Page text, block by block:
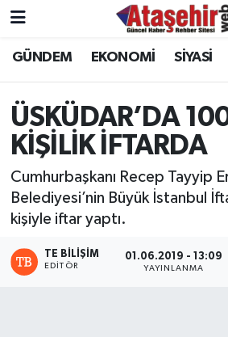
GÜNDEM EKONOMİ SİYASİ
ÜSKÜDAR’DA
KİŞİLİK İFTARDA
Cumhurbaşkanı Recep Tayyip
Belediyesi’nin Büyük İstanbul
kişiyle iftar yaptı.
TE BILIŞIM
EDITÖR
01.06.2019 - 13:09
YAYINLANMA
Hava Durumu
Trafik Durumu
Süper Lig Puan Durumu ve
Tüm Manşetler
Son Dakika Haberleri
Haber Arşivi